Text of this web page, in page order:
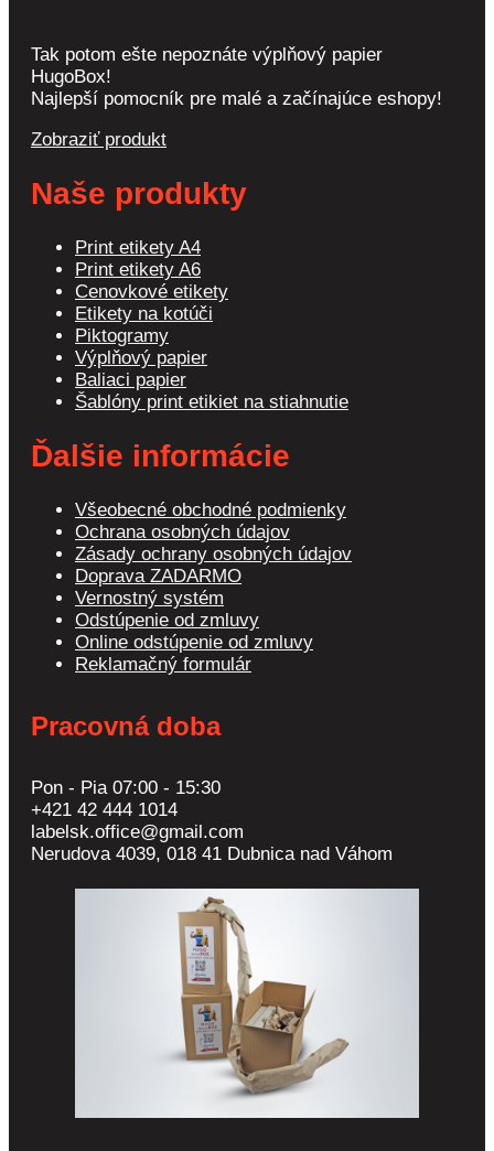
Tak potom ešte nepoznáte výplňový papier
HugoBox!
Najlepší pomocník pre malé a začínajúce eshopy!
Zobraziť produkt
Naše produkty
Print etikety A4
Print etikety A6
Cenovkové etikety
Etikety na kotúči
Piktogramy
Výplňový papier
Baliaci papier
Šablóny print etikiet na stiahnutie
Ďalšie informácie
Všeobecné obchodné podmienky
Ochrana osobných údajov
Zásady ochrany osobných údajov
Doprava ZADARMO
Vernostný systém
Odstúpenie od zmluvy
Online odstúpenie od zmluvy
Reklamačný formulár
Pracovná doba
Pon - Pia 07:00 - 15:30
+421 42 444 1014
labelsk.office@gmail.com
Nerudova 4039, 018 41 Dubnica nad Váhom